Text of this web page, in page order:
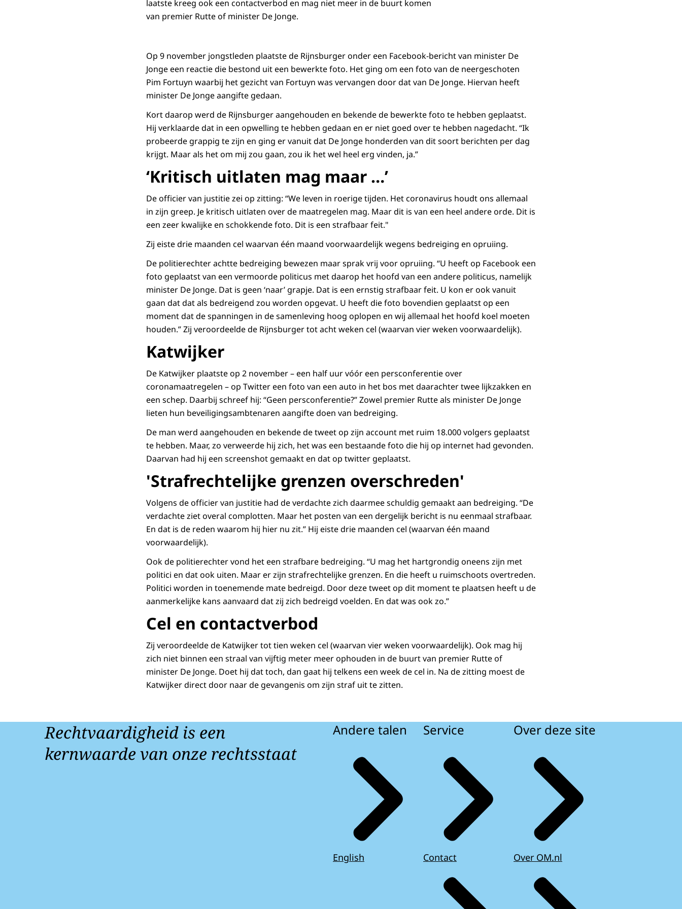
laatste kreeg ook een contactverbod en mag niet meer in de buurt komen
van premier Rutte of minister De Jonge.
Op 9 november jongstleden plaatste de Rijnsburger onder een Facebook-bericht van minister De
Jonge een reactie die bestond uit een bewerkte foto. Het ging om een foto van de neergeschoten
Pim Fortuyn waarbij het gezicht van Fortuyn was vervangen door dat van De Jonge. Hiervan heeft
minister De Jonge aangifte gedaan.
Kort daarop werd de Rijnsburger aangehouden en bekende de bewerkte foto te hebben geplaatst.
Hij verklaarde dat in een opwelling te hebben gedaan en er niet goed over te hebben nagedacht. “Ik
probeerde grappig te zijn en ging er vanuit dat De Jonge honderden van dit soort berichten per dag
krijgt. Maar als het om mij zou gaan, zou ik het wel heel erg vinden, ja.”
‘Kritisch uitlaten mag maar …’
De officier van justitie zei op zitting: “We leven in roerige tijden. Het coronavirus houdt ons allemaal
in zijn greep. Je kritisch uitlaten over de maatregelen mag. Maar dit is van een heel andere orde. Dit is
een zeer kwalijke en schokkende foto. Dit is een strafbaar feit."
Zij eiste drie maanden cel waarvan één maand voorwaardelijk wegens bedreiging en opruiing.
De politierechter achtte bedreiging bewezen maar sprak vrij voor opruiing. “U heeft op Facebook een
foto geplaatst van een vermoorde politicus met daarop het hoofd van een andere politicus, namelijk
minister De Jonge. Dat is geen ‘naar’ grapje. Dat is een ernstig strafbaar feit. U kon er ook vanuit
gaan dat dat als bedreigend zou worden opgevat. U heeft die foto bovendien geplaatst op een
moment dat de spanningen in de samenleving hoog oplopen en wij allemaal het hoofd koel moeten
houden.” Zij veroordeelde de Rijnsburger tot acht weken cel (waarvan vier weken voorwaardelijk).
Katwijker
De Katwijker plaatste op 2 november – een half uur vóór een persconferentie over
coronamaatregelen – op Twitter een foto van een auto in het bos met daarachter twee lijkzakken en
een schep. Daarbij schreef hij: “Geen persconferentie?” Zowel premier Rutte als minister De Jonge
lieten hun beveiligingsambtenaren aangifte doen van bedreiging.
De man werd aangehouden en bekende de tweet op zijn account met ruim 18.000 volgers geplaatst
te hebben. Maar, zo verweerde hij zich, het was een bestaande foto die hij op internet had gevonden.
Daarvan had hij een screenshot gemaakt en dat op twitter geplaatst.
'Strafrechtelijke grenzen overschreden'
Volgens de officier van justitie had de verdachte zich daarmee schuldig gemaakt aan bedreiging. “De
verdachte ziet overal complotten. Maar het posten van een dergelijk bericht is nu eenmaal strafbaar.
En dat is de reden waarom hij hier nu zit.” Hij eiste drie maanden cel (waarvan één maand
voorwaardelijk).
Ook de politierechter vond het een strafbare bedreiging. “U mag het hartgrondig oneens zijn met
politici en dat ook uiten. Maar er zijn strafrechtelijke grenzen. En die heeft u ruimschoots overtreden.
Politici worden in toenemende mate bedreigd. Door deze tweet op dit moment te plaatsen heeft u de
aanmerkelijke kans aanvaard dat zij zich bedreigd voelden. En dat was ook zo.”
Cel en contactverbod
Zij veroordeelde de Katwijker tot tien weken cel (waarvan vier weken voorwaardelijk). Ook mag hij
zich niet binnen een straal van vijftig meter meer ophouden in de buurt van premier Rutte of
minister De Jonge. Doet hij dat toch, dan gaat hij telkens een week de cel in. Na de zitting moest de
Katwijker direct door naar de gevangenis om zijn straf uit te zitten.
Rechtvaardigheid is een
kernwaarde van onze rechtsstaat
Andere talen
English
Service
Contact
Over deze site
Over OM.nl